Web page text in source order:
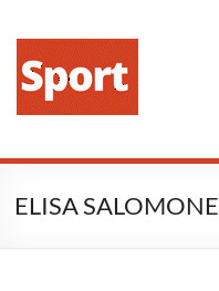
ELISA SALOMONE